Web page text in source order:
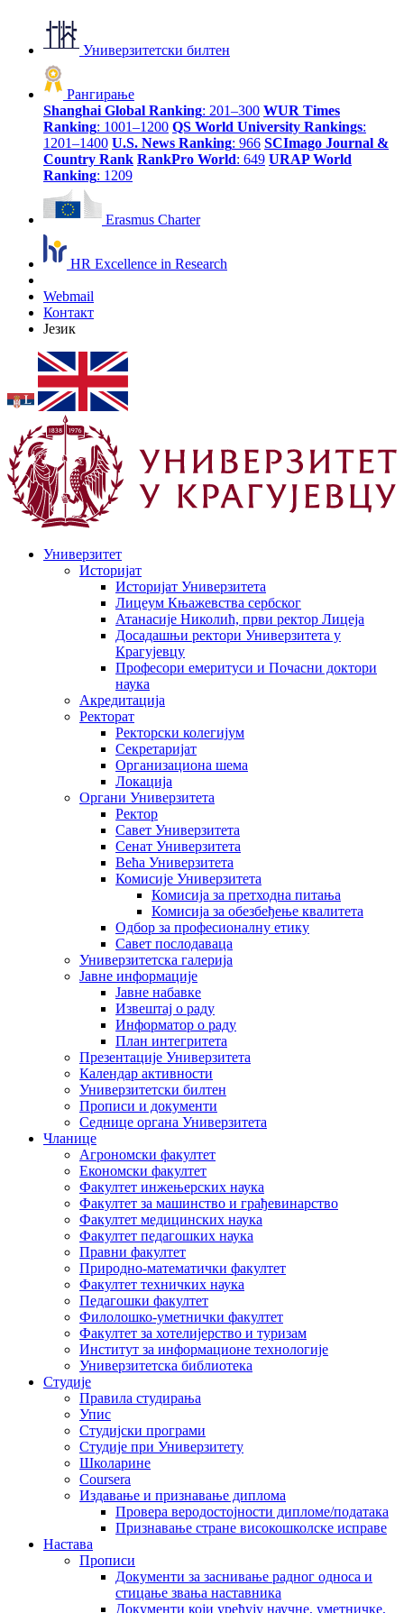
Универзитетски билтен
Рангирање
Shanghai Global Ranking: 201–300 WUR Times
Ranking: 1001–1200 QS World University Rankings:
1201–1400 U.S. News Ranking: 966 SCImago Journal &
Country Rank RankPro World: 649 URAP World
Ranking: 1209
Erasmus Charter
HR Excellence in Research
Webmail
Контакт
Језик
Универзитет
Историјат
Историјат Универзитета
Лицеум Књажевства сербског
Атанасије Николић, први ректор Лицеја
Досадашњи ректори Универзитета у
Крагујевцу
Професори емеритуси и Почасни доктори
наука
Акредитација
Ректорат
Ректорски колегијум
Секретаријат
Организациона шема
Локација
Органи Универзитета
Ректор
Савет Универзитета
Сенат Универзитета
Већа Универзитета
Комисије Универзитета
Комисија за претходна питања
Комисија за обезбеђење квалитета
Одбор за професионалну етику
Савет послодаваца
Универзитетска галерија
Јавне информације
Јавне набавке
Извештај о раду
Информатор о раду
План интегритета
Презентације Универзитета
Календар активности
Универзитетски билтен
Прописи и документи
Седнице органа Универзитета
Чланице
Агрономски факултет
Економски факултет
Факултет инжењерских наука
Факултет за машинство и грађевинарство
Факултет медицинских наука
Факултет педагошких наука
Правни факултет
Природно-математички факултет
Факултет техничких наука
Педагошки факултет
Филолошко-уметнички факултет
Факултет за хотелијерство и туризам
Институт за информационе технологије
Универзитетска библиотека
Студије
Правила студирања
Упис
Студијски програми
Студије при Универзитету
Школарине
Coursera
Издавање и признавање диплома
Провера веродостојности дипломе/података
Признавање стране високошколске исправе
Настава
Прописи
Документи за заснивање радног односа и
стицање звања наставника
Документи који уређују научне, уметничке,